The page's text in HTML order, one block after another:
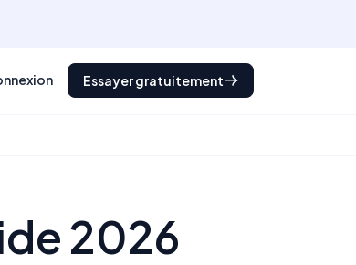
Essayer gratuitement
2026